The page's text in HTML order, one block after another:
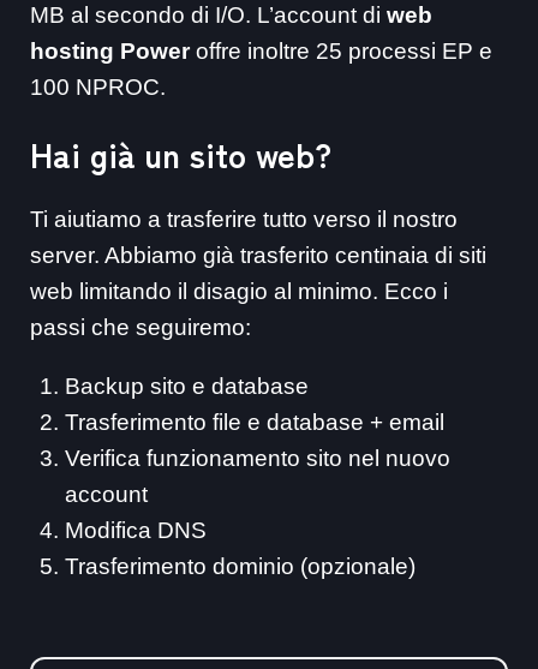
MB al secondo di I/O. L’account di web
hosting Poweroffre inoltre 25 processi EP e
100 NPROC.
Hai già un sito web?
Ti aiutiamo a trasferire tutto verso il nostro
server. Abbiamo già trasferito centinaia di siti
web limitando il disagio al minimo. Ecco i
passi che seguiremo:
Backup sito e database
Trasferimento file e database + email
Verifica funzionamento sito nel nuovo
account
Modifica DNS
Trasferimento dominio (opzionale)